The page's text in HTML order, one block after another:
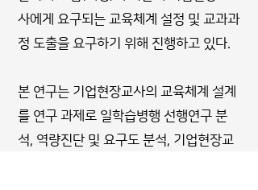
사에게 요구되는 교육체계 설정 및 교과과
정 도출을 요구하기 위해 진행하고 있다.
본 연구는 기업현장교사의 교육체계 설계
를 연구 과제로 일학습병행 선행연구 분
석, 역량진단 및 요구도 분석, 기업현장교